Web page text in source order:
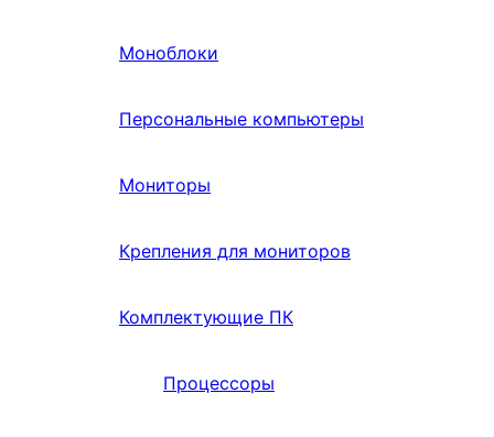
Моноблоки
Персональные компьютеры
Мониторы
Крепления для мониторов
Комплектующие ПК
Процессоры